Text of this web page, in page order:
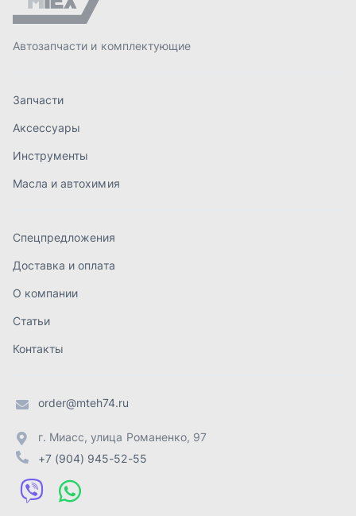
Спецпредложения
Доставка и оплата
Контакты
order@mteh74.ru
+7 (904) 945-52-55
г. Златоуст
г. Челябинск
+7 (904) 945-04-44